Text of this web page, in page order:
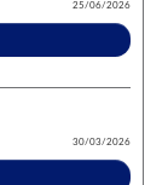
25/06/2026
30/03/2026